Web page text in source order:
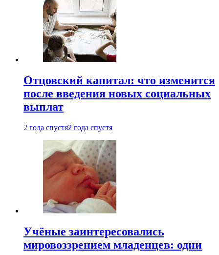
Отцовский капитал: что изменится
после введения новых социальных
выплат
2 года спустя2 года спустя
Учёные заинтересовались
мировоззрением младенцев: одни